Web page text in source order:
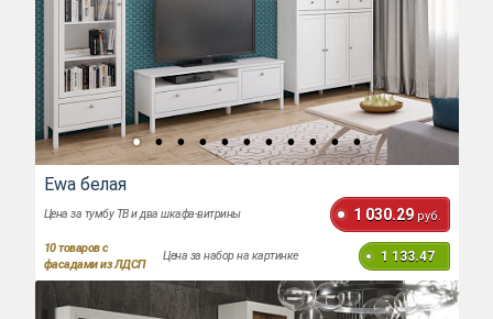
Ewa белая
Цена за тумбу ТВ и два шкафа-витрины 1 030.29 руб.
10товаров с
фасадами из ЛДСП
Цена за набор на картинке 1 133.47